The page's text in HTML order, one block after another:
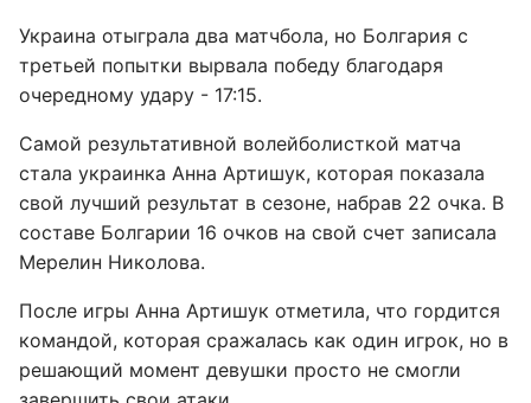
Украина отыграла два матчбола, но Болгария с
третьей попытки вырвала победу благодаря
очередному удару - 17:15.
Самой результативной волейболисткой матча
стала украинка Анна Артишук, которая показала
свой лучший результат в сезоне, набрав 22 очка. В
составе Болгарии 16 очков на свой счет записала
Мерелин Николова.
После игры Анна Артишук отметила, что гордится
командой, которая сражалась как один игрок, но в
решающий момент девушки просто не смогли